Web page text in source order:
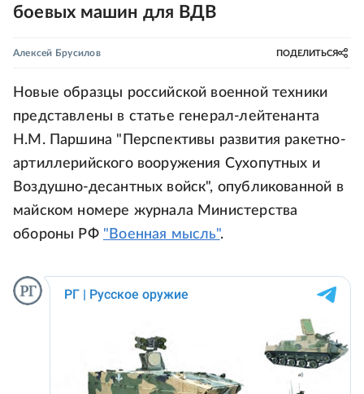
боевых машин для ВДВ
Алексей Брусилов ПОДЕЛИТЬСЯ
Новые образцы российской военной техники
представлены в статье генерал-лейтенанта
Н.М. Паршина "Перспективы развития ракетно-
артиллерийского вооружения Сухопутных и
Воздушно-десантных войск", опубликованной в
майском номере журнала Министерства
обороны РФ "Военная мысль".